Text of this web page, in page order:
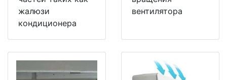
жалюзи
кондиционера
вентилятора